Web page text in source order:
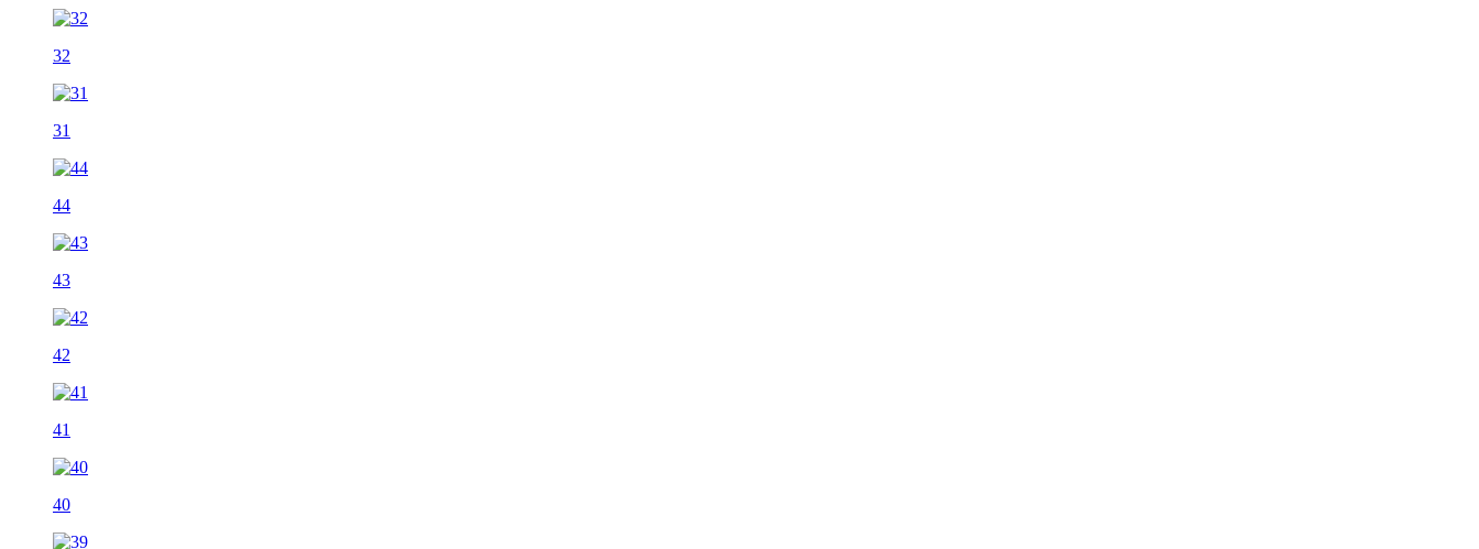
32
31
44
43
42
41
40